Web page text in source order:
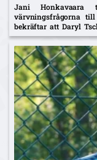
Jani
värvningsfrågorna
bekräftar att Daryl
Asoros frånvaro med